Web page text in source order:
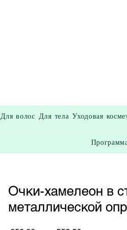
Для волос Для тела Уходовая
Очки-хамелеон в
металлической